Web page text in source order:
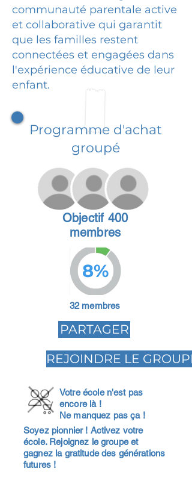
communauté parentale active
et collaborative qui garantit
que les familles restent
connectées et engagées dans
l'expérience éducative de leur
enfant.
Programme d'achat
groupé
Objectif 400
membres
8%
32 membres
PARTAGER
REJOINDRE LE GROUPE
Votre école n'est pas
encore là !
Ne manquez pas ça !
Soyez pionnier ! Activez votre
école. Rejoignez le groupe et
gagnez la gratitude des générations
futures !